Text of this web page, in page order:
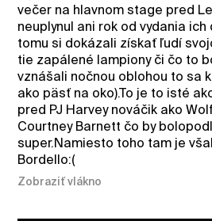
večer na hlavnom stage pred
neuplynul ani rok od vydania
tomu si dokázali získať ľudí
tie zapálené lampiony či čo to
vznášali nočnou oblohou to sa
ako päsť na oko).To je to isté
pred PJ Harvey nováčik ako
Courtney Barnett čo by
super.Namiesto toho tam je
Bordello:(
Zobraziť vlákno